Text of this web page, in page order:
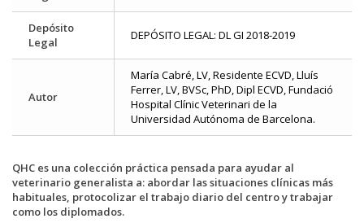
Depósito
Legal
DEPÓSITO LEGAL: DL GI 2018-2019
Autor
María Cabré, LV, Residente ECVD, Lluís
Ferrer, LV, BVSc, PhD, Dipl ECVD, Fundació
Hospital Clínic Veterinari de la
Universidad Autónoma de Barcelona.
QHC es una colección práctica pensada para ayudar al
veterinario generalista a: abordar las situaciones clínicas más
habituales, protocolizar el trabajo diario del centro y trabajar
como los diplomados.